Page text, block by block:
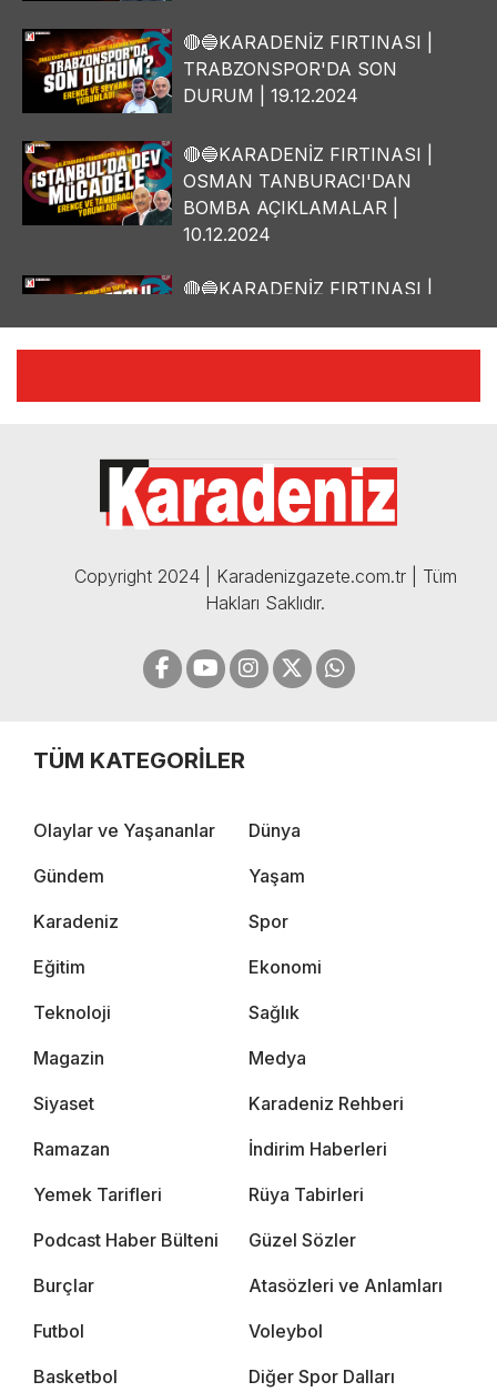
🔴🔵KARADENİZ FIRTINASI |
TRABZONSPOR'DA SON
DURUM | 19.12.2024
🔴🔵KARADENİZ FIRTINASI |
OSMAN TANBURACI'DAN
BOMBA AÇIKLAMALAR |
10.12.2024
🔴🔵KARADENİZ FIRTINASI |
🔴🔵KARADENİZ FIRTINASI |
05.12.2024
Copyright 2024 | Karadenizgazete.com.tr | Tüm
Hakları Saklıdır.
TÜM KATEGORİLER
Olaylar ve Yaşananlar Dünya
Gündem Yaşam
Karadeniz Spor
Eğitim Ekonomi
Teknoloji Sağlık
Magazin Medya
Siyaset Karadeniz Rehberi
Ramazan İndirim Haberleri
Yemek Tarifleri Rüya Tabirleri
Podcast Haber Bülteni Güzel Sözler
Burçlar Atasözleri ve Anlamları
Futbol Voleybol
Basketbol Diğer Spor Dalları